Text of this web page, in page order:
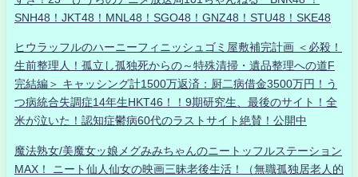
SNH48！JKT48！MNL48！SGO48！GNZ48！STU48！SKE48
ヒウラッフルのハーニーフィニッシュゴミ屋敷補完計画 ＜必殺！
生前整理人！孤立し孤独死からの～特殊清掃・遺品整理への道F
完結編＞ キャッシング計1500万返済：厨二病借金3500万円！う
つ病統合失調症14年生HKT46！！9期研究生、最後のサイト！全
米が泣いた！認知症鬱病60代のラストサイト絶賛！公開中
魔法熟女/美魔女ッ娘メグみみちゃんのニートッフルステーション
MAX！ ニート仙人仙女の映画三昧老後生活！（無職孤独居老人的